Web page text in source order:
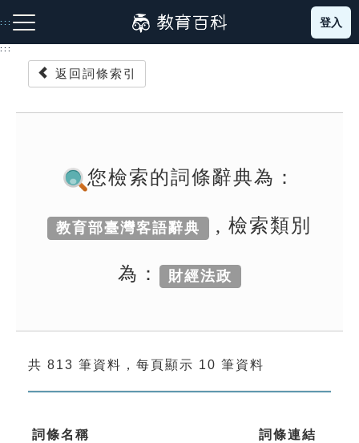
到
主
:::
成語故事
索引選單
單字索引
登入
:::
返回詞條索引
您檢索的詞條辭典為：
教育部臺灣客語辭典 , 檢索類別
為： 財經法政
共 813 筆資料，每頁顯示 10 筆資料
詞條名稱 詞條連結